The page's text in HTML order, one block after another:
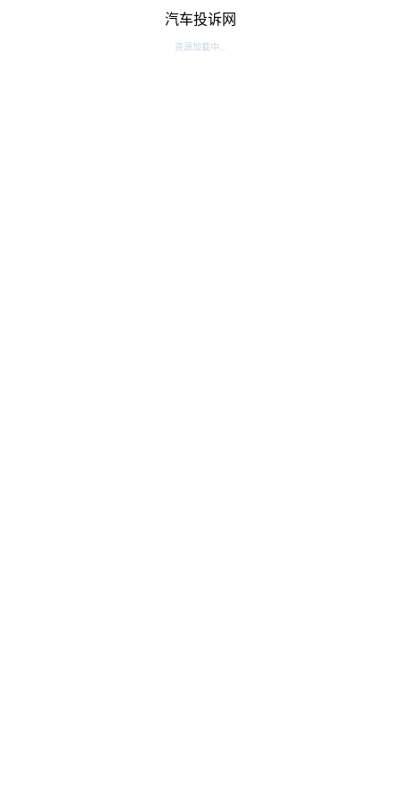
汽车投诉网
资源加载中...